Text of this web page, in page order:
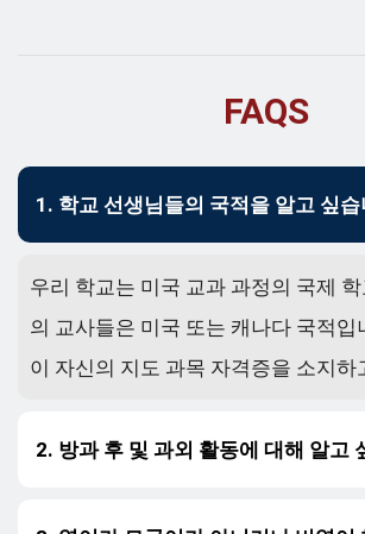
FAQS
1. 학교 선생님들의 국적을 알고 싶습
우리 학교는 미국 교과 과정의 국제
의 교사들은 미국 또는 캐나다 국적입
이 자신의 지도 과목 자격증을 소지하
2. 방과 후 및 과외 활동에 대해 알고